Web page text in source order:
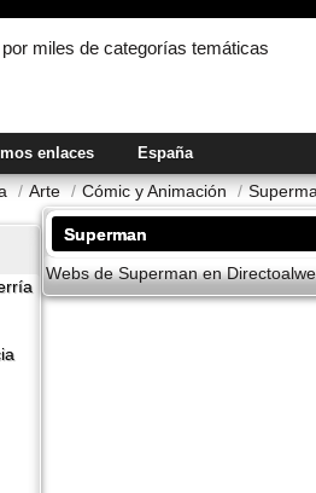
miles de categorías temáticas
enlaces España
/ Arte / Cómic y Animación /
Superman
Webs de Superman en